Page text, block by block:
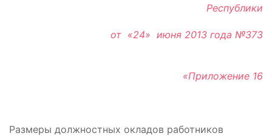
Республики
от «24» июня 2013 года №373
«Приложение 16
Размеры должностных окладов работников